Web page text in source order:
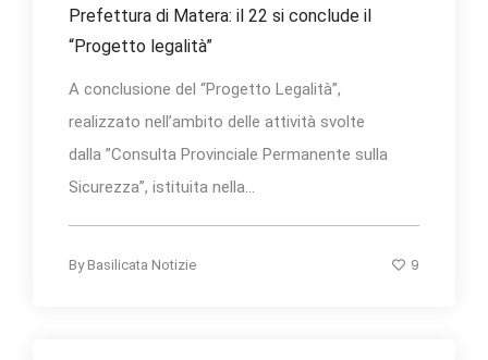
Prefettura di Matera: il 22 si conclude il
“Progetto legalità”
A conclusione del “Progetto Legalità”,
realizzato nell’ambito delle attività svolte
dalla ”Consulta Provinciale Permanente sulla
Sicurezza”, istituita nella...
By Basilicata Notizie 9